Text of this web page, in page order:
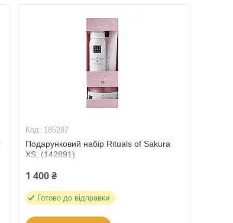
185287
Подарунковий набір Rituals of Sakura
XS, (142891)
1 400 ₴
Готово до відправки